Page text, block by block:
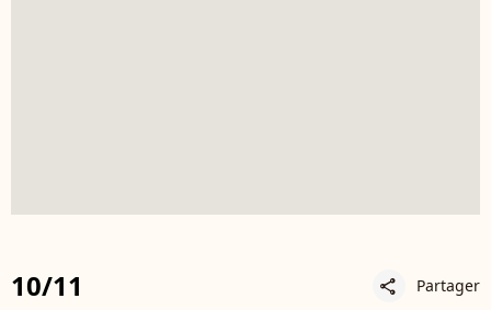
10/11 share Partager